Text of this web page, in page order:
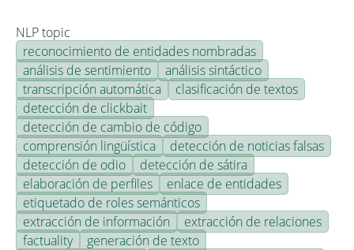
NLP topic
reconocimiento de entidades nombradas
análisis de sentimiento
análisis sintáctico
transcripción automática
clasificación de textos
detección de clickbait
detección de cambio de código
comprensión lingüística
detección de noticias falsas
detección de odio
detección de sátira
elaboración de perfiles
enlace de entidades
etiquetado de roles semánticos
extracción de información
extracción de relaciones
factuality
generación de texto